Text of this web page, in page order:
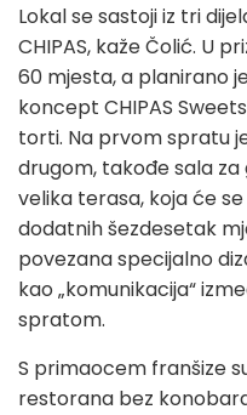
Lokal se sastoji iz tri
CHIPAS, kaže Čolić. U
60 mjesta, a planirano
koncept CHIPAS
torti. Na prvom spratu
drugom, takođe sala
velika terasa, koja će
dodatnih šezdesetak
povezana specijalno
kao „komunikacija“
spratom.
S primaocem franšize
restorana bez